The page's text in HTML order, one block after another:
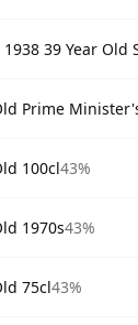
Old Sherry Cask
Prime
100cl43%
1970s43%
75cl43%